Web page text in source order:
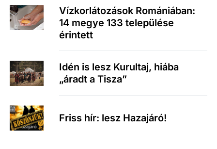
Vízkorlátozások Romániában:
14 megye 133 települése
érintett
Idén is lesz Kurultaj, hiába
„áradt a Tisza”
Friss hír: lesz Hazajáró!